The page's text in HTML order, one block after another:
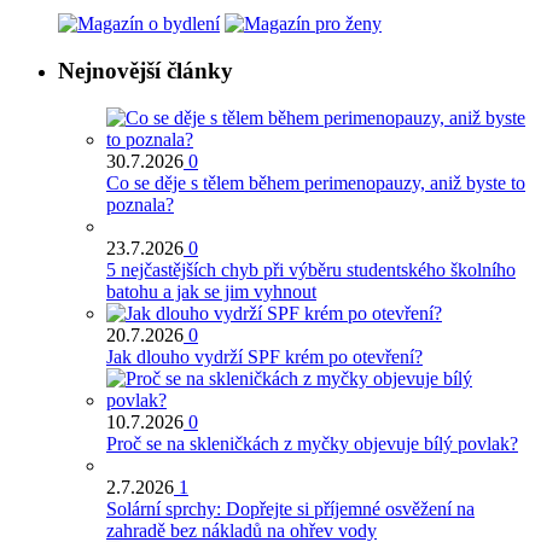
Nejnovější články
30.7.2026 0
Co se děje s tělem během perimenopauzy, aniž byste to
poznala?
23.7.2026 0
5 nejčastějších chyb při výběru studentského školního
batohu a jak se jim vyhnout
20.7.2026 0
Jak dlouho vydrží SPF krém po otevření?
10.7.2026 0
Proč se na skleničkách z myčky objevuje bílý povlak?
2.7.2026 1
Solární sprchy: Dopřejte si příjemné osvěžení na
zahradě bez nákladů na ohřev vody